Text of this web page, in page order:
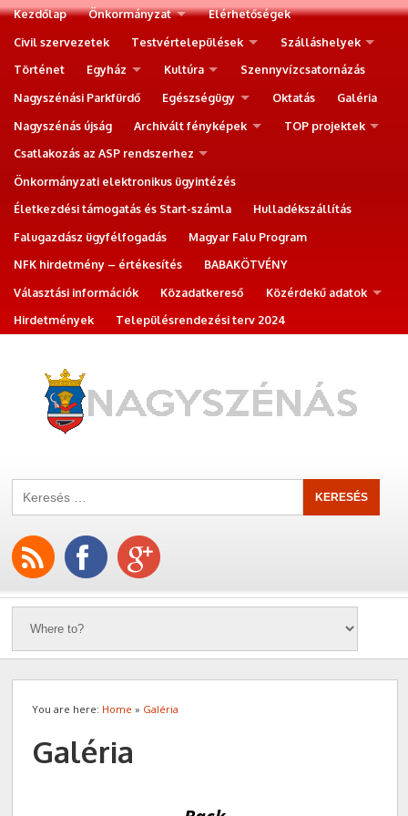
Kezdőlap Önkormányzat
Elérhetőségek
Civil szervezetek
Testvértelepülések
Szálláshelyek
Történet
Egyház Kultúra
Szennyvízcsatornázás
Nagyszénási Parkfürdő
Egészségügy Oktatás
Galéria
Nagyszénás újság
Archivált fényképek
TOP projektek
Csatlakozás az ASP rendszerhez
Önkormányzati elektronikus ügyintézés
Életkezdési támogatás és Start-számla
Hulladékszállítás
Falugazdász ügyfélfogadás
Magyar Falu Program
NFK hirdetmény – értékesítés
BABAKÖTVÉNY
Választási információk
Közadatkereső
Közérdekű adatok
Hirdetmények
Településrendezési terv 2024
You are here: Home » Galéria
Galéria